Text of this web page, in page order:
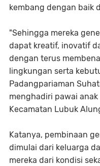
kembang dengan baik
"Sehingga mereka
dapat kreatif, inovatif
dengan terus
lingkungan serta
Padangpariaman
menghadiri pawai anak
Kecamatan Lubuk
Katanya, pembinaan
dimulai dari keluarga
mereka dari kondisi